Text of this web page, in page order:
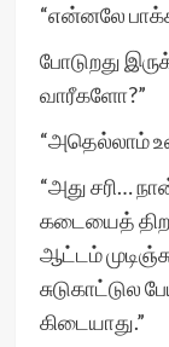
“என்னலே
போடுறது
வாரீகளோ?”
“அதெல்லாம்
“அது சரி…
கடையைத்
ஆட்டம்
சுடுகாட்டுல
கிடையாது.”